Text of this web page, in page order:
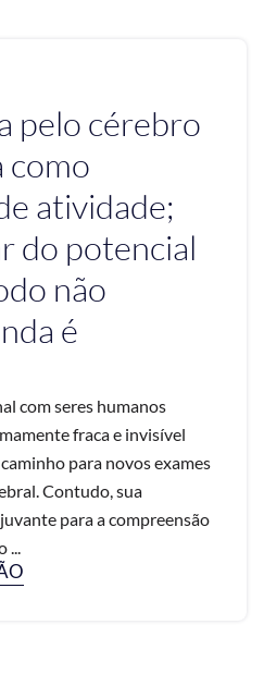
pelo cérebro
como
atividade;
do potencial
não
é
com seres humanos
fraca e invisível
para novos exames
Contudo, sua
para a compreensão